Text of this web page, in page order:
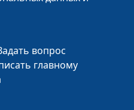
священнослужитель
вопрос
главному